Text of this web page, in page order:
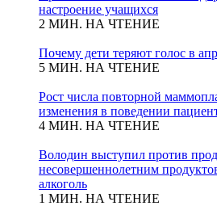
настроение учащихся
2 МИН. НА ЧТЕНИЕ
Почему дети теряют голос в
5 МИН. НА ЧТЕНИЕ
Рост числа повторной
изменения в поведении
4 МИН. НА ЧТЕНИЕ
Володин выступил против
несовершеннолетним
алкоголь
1 МИН. НА ЧТЕНИЕ